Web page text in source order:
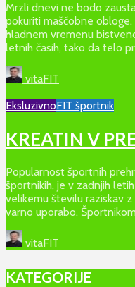
Mrzli dnevi ne bodo
pokuriti maščobne obloge.
hladnem vremenu
letnih časih, tako da telo
vitaFIT
EksluzivnoFIT športnik
KREATIN V
Popularnost športnih
športnikih, je v zadnjih
velikemu številu raziskav
varno uporabo.
vitaFIT
KATEGORIJE